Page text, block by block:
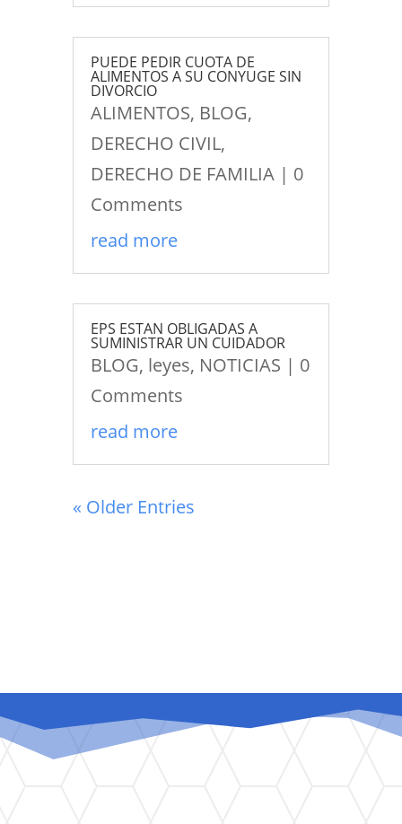
PUEDE PEDIR CUOTA DE
ALIMENTOS A SU CONYUGE SIN
DIVORCIO
ALIMENTOS, BLOG,
DERECHO CIVIL,
DERECHO DE FAMILIA| 0
Comments
read more
EPS ESTAN OBLIGADAS A
SUMINISTRAR UN CUIDADOR
BLOG, leyes, NOTICIAS | 0
Comments
read more
« Older Entries